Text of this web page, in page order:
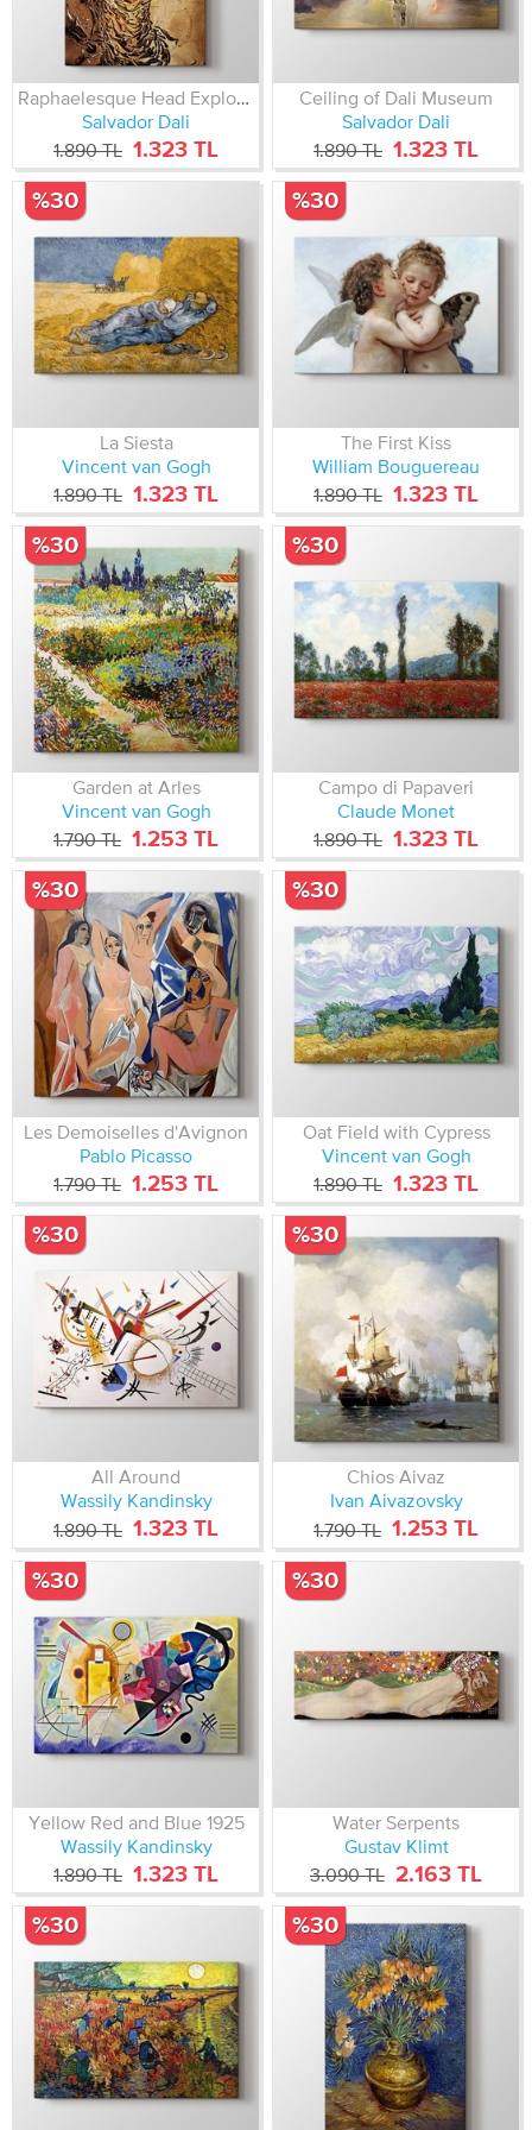
Raphaelesque Head Exploading
Salvador Dali
1.890 TL 1.323 TL
Ceiling of Dali Museum
Salvador Dali
1.890 TL 1.323 TL
La Siesta
Vincent van Gogh
1.890 TL 1.323 TL
%30
The First Kiss
William Bouguereau
1.890 TL 1.323 TL
%30
Garden at Arles
Vincent van Gogh
1.790 TL 1.253 TL
%30
Campo di Papaveri
Claude Monet
1.890 TL 1.323 TL
%30
Les Demoiselles d'Avignon
Pablo Picasso
1.790 TL 1.253 TL
%30
Oat Field with Cypress
Vincent van Gogh
1.890 TL 1.323 TL
%30
All Around
Wassily Kandinsky
1.890 TL 1.323 TL
%30
Chios Aivaz
Ivan Aivazovsky
1.790 TL 1.253 TL
%30
Yellow Red and Blue 1925
Wassily Kandinsky
1.890 TL 1.323 TL
%30
Water Serpents
Gustav Klimt
3.090 TL 2.163 TL
%30
%30 %30